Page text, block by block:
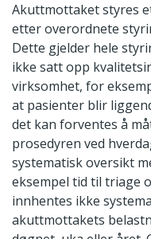
Akuttmottaket styres
etter overordnete
Dette gjelder hele
ikke satt opp
virksomhet, for
at pasienter blir
det kan forventes å
prosedyren ved
systematisk oversikt
eksempel tid til triage
innhentes ikke
akuttmottakets